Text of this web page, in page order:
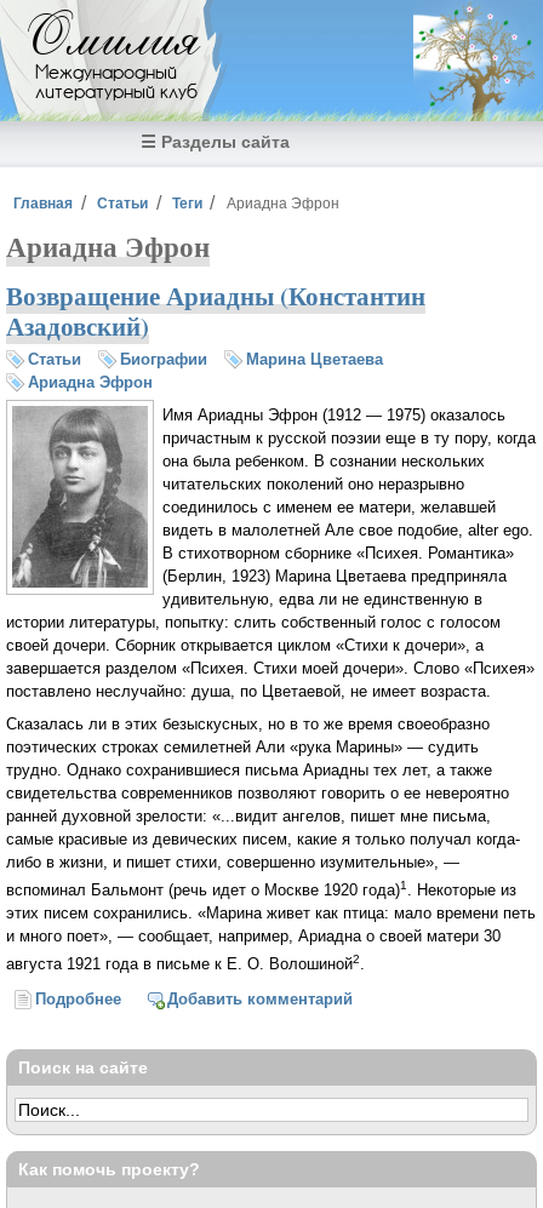
Перейти к основному содержанию
Омилия
Международный
литературный клуб
☰ Разделы сайта
Вы здесь
Главная Статьи Теги Ариадна Эфрон
Ариадна Эфрон
Возвращение Ариадны (Константин
Азадовский)
Статьи Биографии
Марина Цветаева
Ариадна Эфрон
Имя Ариадны Эфрон (1912 — 1975) оказалось
причастным к русской поэзии еще в ту пору, когда
она была ребенком. В сознании нескольких
читательских поколений оно неразрывно
соединилось с именем ее матери, желавшей
видеть в малолетней Але свое подобие, alter ego.
В стихотворном сборнике «Психея. Романтика»
(Берлин, 1923) Марина Цветаева предприняла
удивительную, едва ли не единственную в
истории литературы, попытку: слить собственный голос с голосом
своей дочери. Сборник открывается циклом «Стихи к дочери», а
завершается разделом «Психея. Стихи моей дочери». Слово «Психея»
поставлено неслучайно: душа, по Цветаевой, не имеет возраста.
Сказалась ли в этих безыскусных, но в то же время своеобразно
поэтических строках семилетней Али «рука Марины» — судить
трудно. Однако сохранившиеся письма Ариадны тех лет, а также
свидетельства современников позволяют говорить о ее невероятно
ранней духовной зрелости: «...видит ангелов, пишет мне письма,
самые красивые из девических писем, какие я только получал когда-
либо в жизни, и пишет стихи, совершенно изумительные», —
вспоминал Бальмонт (речь идет о Москве 1920 года)1
. Некоторые из
этих писем сохранились. «Марина живет как птица: мало времени петь
и много поет», — сообщает, например, Ариадна о своей матери 30
августа 1921 года в письме к Е. О. Волошиной2.
Подробнее о Возвращение Ариадны (Константин Азадовский)
Добавить комментарий
Поиск на сайте
Как помочь проекту?